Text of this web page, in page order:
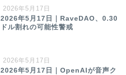
2026年5月17日
2026年5月17日｜RaveDAO、0.30
ドル割れの可能性警戒
2026年5月17日
2026年5月17日｜OpenAIが音声ク